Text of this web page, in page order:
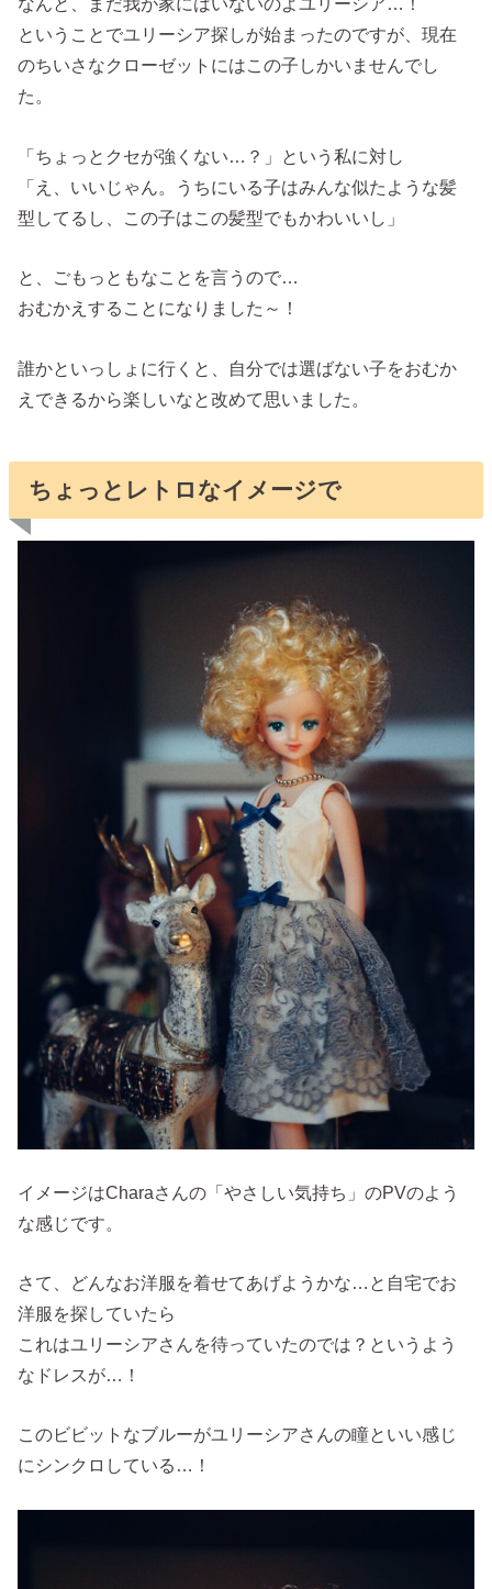
ということでユリーシア探しが始まったのですが、現在
のちいさなクローゼットにはこの子しかいませんでし
た。
「ちょっとクセが強くない…？」という私に対し
「え、いいじゃん。うちにいる子はみんな似たような髪
型してるし、この子はこの髪型でもかわいいし」
と、ごもっともなことを言うので…
おむかえすることになりました～！
誰かといっしょに行くと、自分では選ばない子をおむか
えできるから楽しいなと改めて思いました。
ちょっとレトロなイメージで
イメージはCharaさんの「やさしい気持ち」のPVのよう
な感じです。
さて、どんなお洋服を着せてあげようかな…と自宅でお
洋服を探していたら
これはユリーシアさんを待っていたのでは？というよう
なドレスが…！
このビビットなブルーがユリーシアさんの瞳といい感じ
にシンクロしている…！